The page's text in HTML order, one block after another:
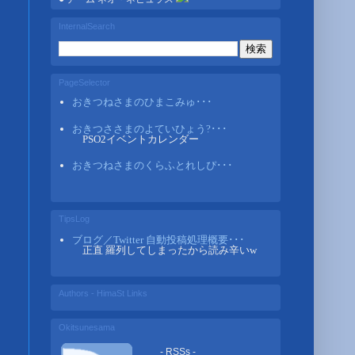
InternalSearch
PageSelector
おきつねさまのひまこみゅ･･･
おきつささまのよていひょう?･･･
PSO2イベントカレンダー
おきつねさまのくらふとれしぴ･･･
TipsLog
ブログ／Twitter 自動投稿処理概要･･･
正直 羅列してしまったから読み辛いw
Authors - HimaSt Links
Okitsunesama
- RSSs -